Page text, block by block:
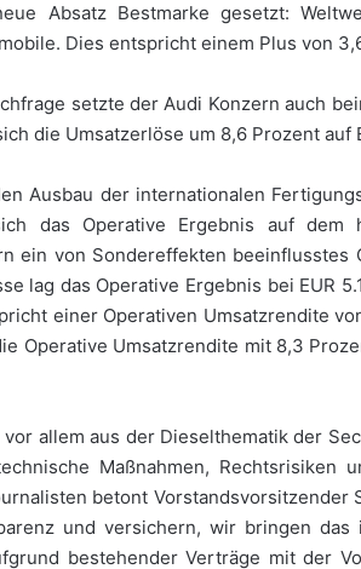
Absatz Bestmarke gesetzt:
Dies entspricht einem Plus von
setzte der Audi Konzern auch
die Umsatzerlöse um 8,6 Prozent auf
Ausbau der internationalen
das Operative Ergebnis auf dem
ein von Sondereffekten beeinflusstes
lag das Operative Ergebnis bei EUR
einer Operativen Umsatzrendite
Operative Umsatzrendite mit 8,3
allem aus der Dieselthematik der
Maßnahmen, Rechtsrisiken
betont Vorstandsvorsitzender
und versichern, wir bringen das
bestehender Verträge mit der